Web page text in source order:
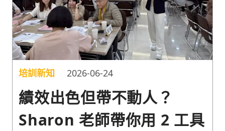
培訓新知 2026-06-24
績效出色但帶不動人？
Sharon 老師帶你用 2 工具